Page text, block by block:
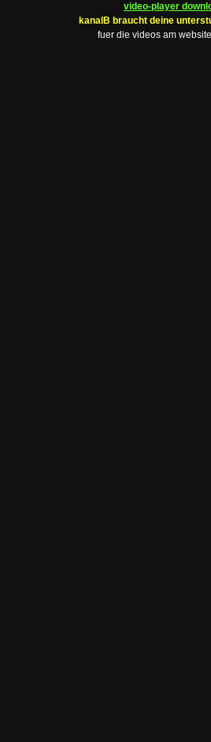
video-player
kanalB braucht deine
fuer die videos am